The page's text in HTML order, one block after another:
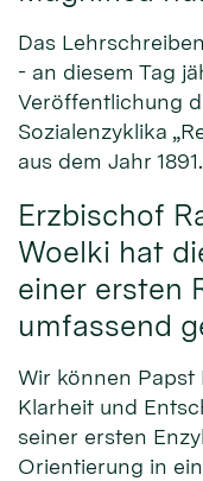
Das
- an diesem Tag
Veröffentlichung
Sozialenzyklika
aus dem Jahr 1891.
Erzbischof
Woelki hat
einer ersten
umfassend
Wir können Papst
Klarheit und
seiner ersten
Orientierung in